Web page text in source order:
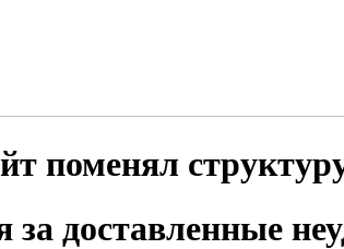
поменял
доставленные